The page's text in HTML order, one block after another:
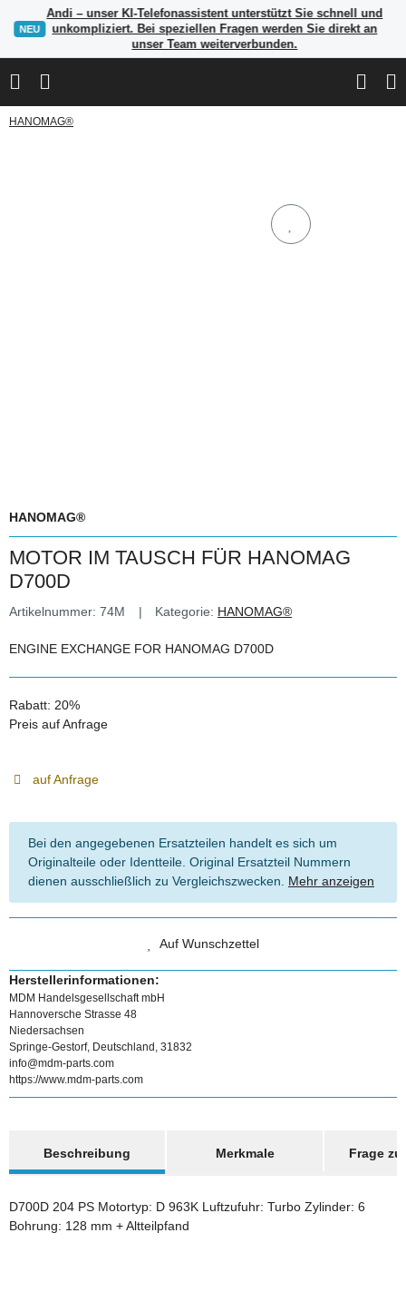
NEU
Andi – unser KI-Telefonassistent unterstützt Sie schnell und
unkompliziert. Bei speziellen Fragen werden Sie direkt an
unser Team weiterverbunden.
HANOMAG®
HANOMAG®
MOTOR IM TAUSCH FÜR HANOMAG
D700D
Artikelnummer: 74M Kategorie: HANOMAG®
ENGINE EXCHANGE FOR HANOMAG D700D
Rabatt: 20%
Preis auf Anfrage
auf Anfrage
Bei den angegebenen Ersatzteilen handelt es sich um
Originalteile oder Identteile. Original Ersatzteil Nummern
dienen ausschließlich zu Vergleichszwecken. Mehr anzeigen
Auf Wunschzettel
Herstellerinformationen:
MDM Handelsgesellschaft mbH
Hannoversche Strasse 48
Niedersachsen
Springe-Gestorf, Deutschland, 31832
info@mdm-parts.com
https://www.mdm-parts.com
Beschreibung
Merkmale Frage
D700D 204 PS Motortyp: D 963K Luftzufuhr: Turbo Zylinder: 6
Bohrung: 128 mm + Altteilpfand